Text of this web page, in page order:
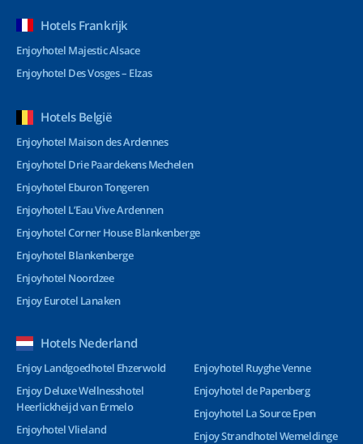
Hotels Frankrijk
Enjoyhotel Majestic Alsace
Enjoyhotel Des Vosges – Elzas
Hotels België
Enjoyhotel Maison des Ardennes
Enjoyhotel Drie Paardekens Mechelen
Enjoyhotel Eburon Tongeren
Enjoyhotel L’Eau Vive Ardennen
Enjoyhotel Corner House Blankenberge
Enjoyhotel Blankenberge
Enjoyhotel Noordzee
Enjoy Eurotel Lanaken
Hotels Nederland
Enjoy Landgoedhotel Ehzerwold
Enjoy Deluxe Wellnesshotel
Heerlickheijd van Ermelo
Enjoyhotel Vlieland
Enjoyhotel Ruyghe Venne
Enjoyhotel de Papenberg
Enjoyhotel La Source Epen
Enjoy Strandhotel Wemeldinge